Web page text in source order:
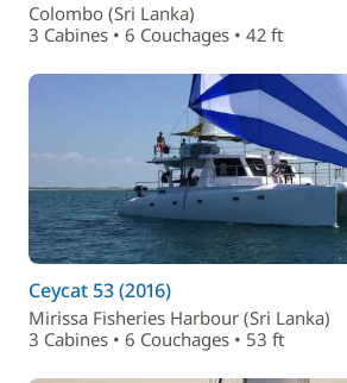
Colombo (Sri Lanka)
3 Cabines • 6 Couchages • 42 ft
Ceycat 53 (2016)
Mirissa Fisheries Harbour (Sri Lanka)
3 Cabines • 6 Couchages • 53 ft